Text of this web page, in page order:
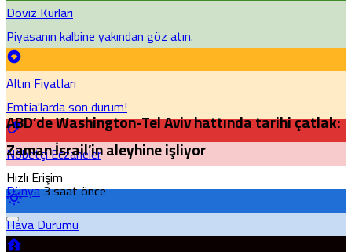
Döviz Kurları
Piyasanın kalbine yakından göz atın.
Altın Fiyatları
Emtia'larda son durum!
Nöbetçi Eczaneler
Hızlı Erişim
Hava Durumu
ABD’de Washington-Tel Aviv hattında tarihi çatlak:
Zaman İsrail’in aleyhine işliyor
Dünya3 saat önce